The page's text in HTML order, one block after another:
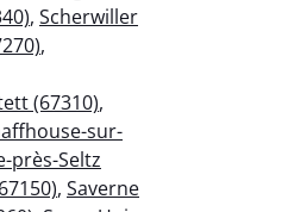
, Scherwiller
,
(67310),
sur-
près-Seltz
, Saverne